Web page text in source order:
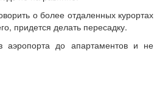
о более отдаленных курортах
придется делать пересадку.
аэропорта до апартаментов и не